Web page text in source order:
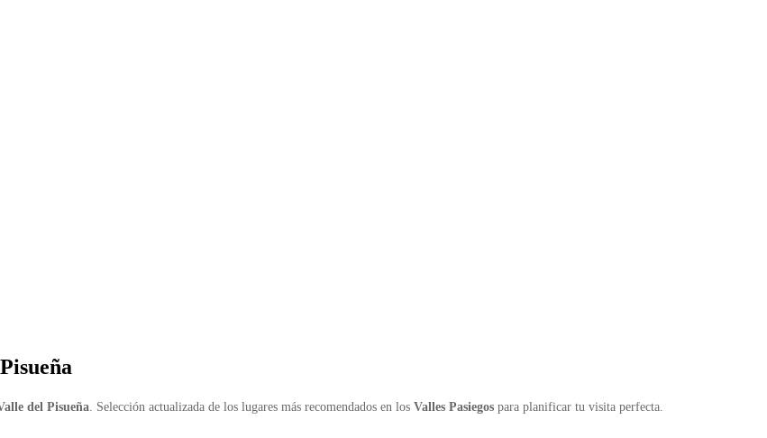
del Pisueña . Selección actualizada de los lugares más recomendados en los Valles Pasiegos para planificar tu visita perfecta.